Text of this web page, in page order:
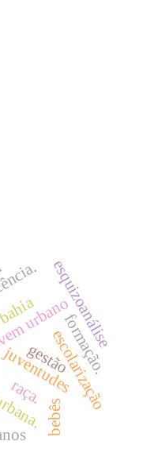
urbano
raça.
gestão
juventudesescolarização
esquizoanálise
formação.
bebês